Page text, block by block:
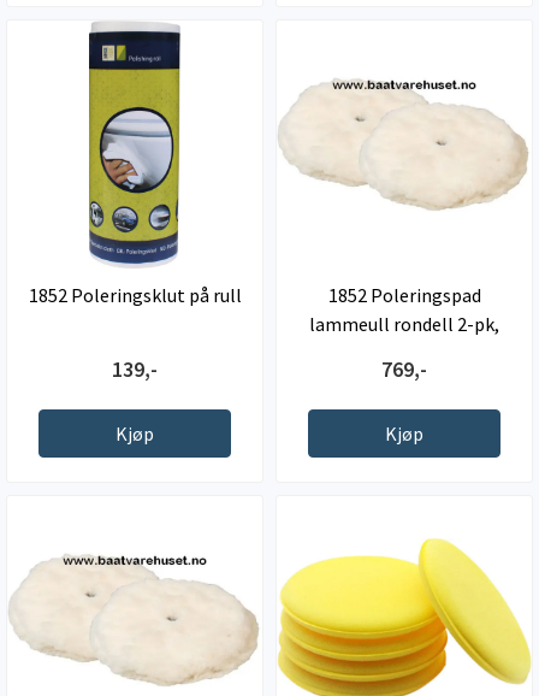
1852 Poleringsklut på rull
139,-
Kjøp
1852 Poleringspad
lammeull rondell 2-pk,
769,-
Kjøp